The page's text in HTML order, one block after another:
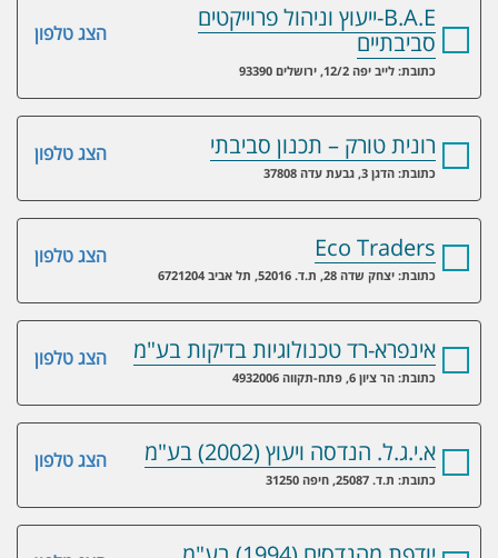
הצג טלפון
B.A.E-ייעוץ וניהול פרוייקטים
סביבתיים
כתובת: לייב יפה 12/2, ירושלים 93390
הצג טלפון רונית טורק – תכנון סביבתי
כתובת: הדגן 3, גבעת עדה 37808
הצג טלפון Eco Traders
כתובת: יצחק שדה 28, ת.ד. 52016, תל אביב 6721204
הצג טלפון אינפרא-רד טכנולוגיות בדיקות בע"מ
כתובת: הר ציון 6, פתח-תקווה 4932006
הצג טלפון א.י.ג.ל. הנדסה ויעוץ (2002) בע"מ
כתובת: ת.ד. 25087, חיפה 31250